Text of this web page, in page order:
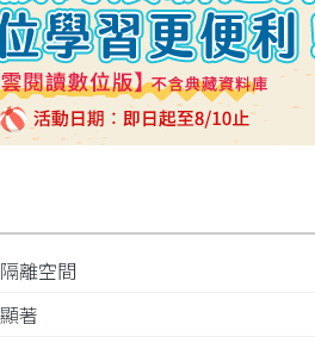
離空間
著